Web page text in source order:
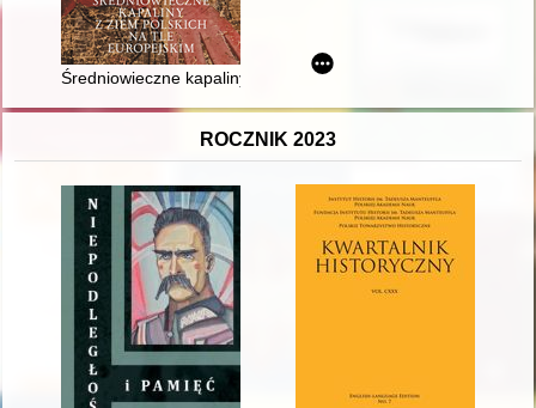
Średniowieczne kapaliny z ziem polskich na tle europejskim
ROCZNIK 2023